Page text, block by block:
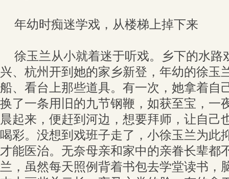
年幼时痴迷学戏，从楼梯上掉下来
徐玉兰从小就着迷于听戏。乡下的水路
兴、杭州开到她的家乡新登，年幼的徐玉
船、看台上那些道具。有一次，她拿着自
换了一条用旧的九节钢鞭，如获至宝，一
晨起来，便赶到河边，想要拜师，让自己
喝彩。没想到戏班子走了，小徐玉兰为此
才能医治。无奈母亲和家中的亲眷长辈都
兰，虽然每天照例背着书包去学堂读书，